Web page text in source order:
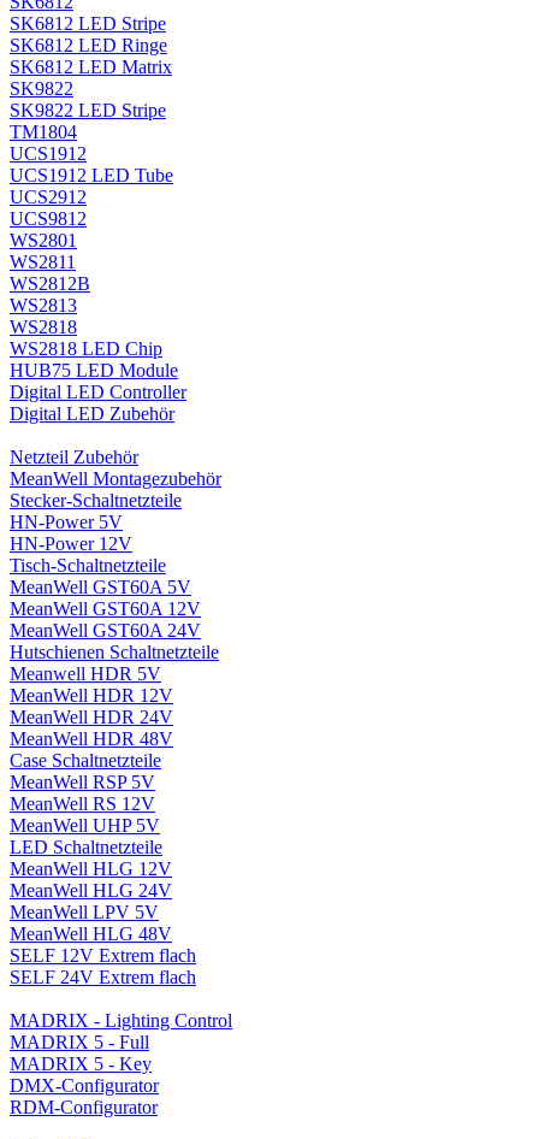
SK6812 LED Stripe
SK6812 LED Ringe
SK6812 LED Matrix
SK9822
SK9822 LED Stripe
TM1804
UCS1912
UCS1912 LED Tube
UCS2912
UCS9812
WS2801
WS2811
WS2812B
WS2813
WS2818
WS2818 LED Chip
HUB75 LED Module
Digital LED Controller
Digital LED Zubehör
Netzteil Zubehör
MeanWell Montagezubehör
Stecker-Schaltnetzteile
HN-Power 5V
HN-Power 12V
Tisch-Schaltnetzteile
MeanWell GST60A 5V
MeanWell GST60A 12V
MeanWell GST60A 24V
Hutschienen Schaltnetzteile
Meanwell HDR 5V
MeanWell HDR 12V
MeanWell HDR 24V
MeanWell HDR 48V
Case Schaltnetzteile
MeanWell RSP 5V
MeanWell RS 12V
MeanWell UHP 5V
LED Schaltnetzteile
MeanWell HLG 12V
MeanWell HLG 24V
MeanWell LPV 5V
MeanWell HLG 48V
SELF 12V Extrem flach
SELF 24V Extrem flach
MADRIX - Lighting Control
MADRIX 5 - Full
MADRIX 5 - Key
DMX-Configurator
RDM-Configurator